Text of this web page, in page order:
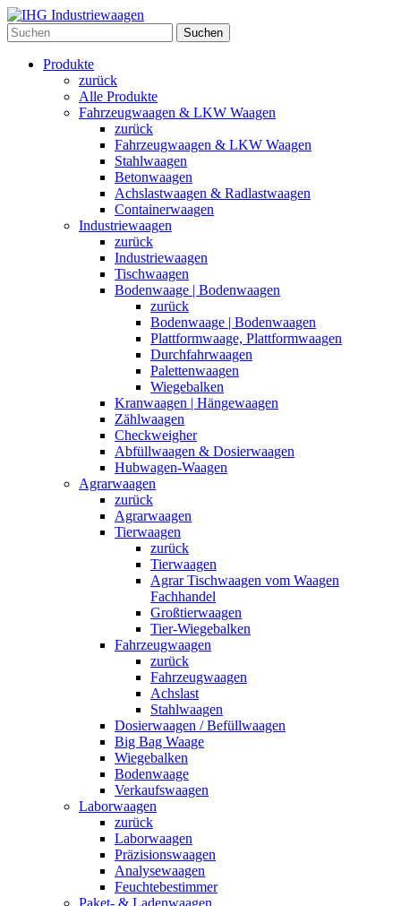
Suchen
Produkte
zurück
Alle Produkte
Fahrzeugwaagen & LKW Waagen
zurück
Fahrzeugwaagen & LKW Waagen
Stahlwaagen
Betonwaagen
Achslastwaagen & Radlastwaagen
Containerwaagen
Industriewaagen
zurück
Industriewaagen
Tischwaagen
Bodenwaage | Bodenwaagen
zurück
Bodenwaage | Bodenwaagen
Plattformwaage, Plattformwaagen
Durchfahrwaagen
Palettenwaagen
Wiegebalken
Kranwaagen | Hängewaagen
Zählwaagen
Checkweigher
Abfüllwaagen & Dosierwaagen
Hubwagen-Waagen
Agrarwaagen
zurück
Agrarwaagen
Tierwaagen
zurück
Tierwaagen
Agrar Tischwaagen vom Waagen
Fachhandel
Großtierwaagen
Tier-Wiegebalken
Fahrzeugwaagen
zurück
Fahrzeugwaagen
Achslast
Stahlwaagen
Dosierwaagen / Befüllwaagen
Big Bag Waage
Wiegebalken
Bodenwaage
Verkaufswaagen
Laborwaagen
zurück
Laborwaagen
Präzisionswaagen
Analysewaagen
Feuchtebestimmer
Paket- & Ladenwaagen